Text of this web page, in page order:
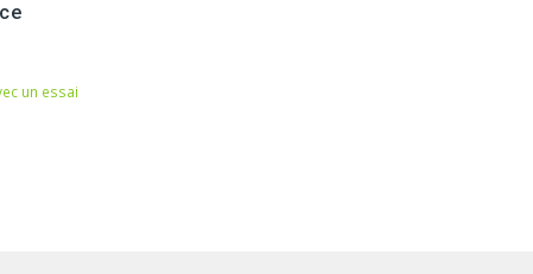
un essai